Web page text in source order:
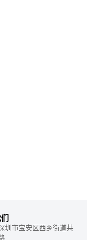
圳市宝安区西乡街道共